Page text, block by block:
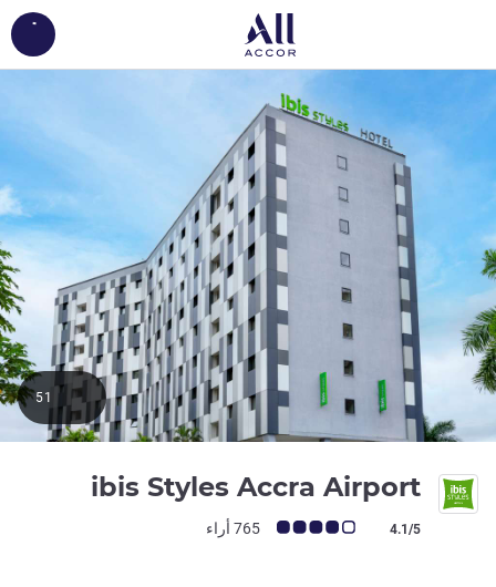
ibis Styles Accra Airport
ملاحظة أراء العملاء (رأي ALL)
4.1/5 765 أراء
51